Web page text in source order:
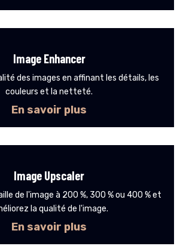
Image Enhancer
des images en affinant les détails, les
couleurs et la netteté.
En savoir plus
Image Upscaler
de l'image à 200 %, 300 % ou 400 % et
la qualité de l'image.
En savoir plus